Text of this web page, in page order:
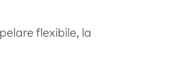
flexibile, la